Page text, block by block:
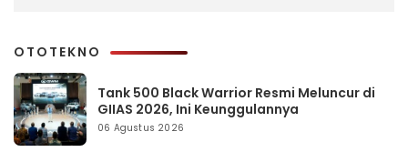
OTOTEKNO
Tank 500 Black Warrior Resmi Meluncur di
GIIAS 2026, Ini Keunggulannya
06 Agustus 2026